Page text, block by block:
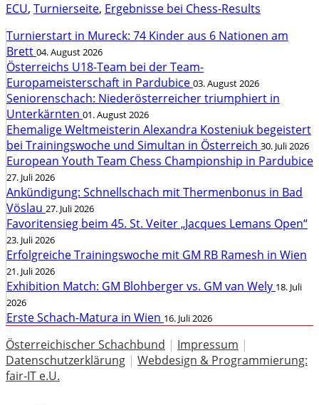
ECU, Turnierseite, Ergebnisse bei Chess-Results
Turnierstart in Mureck: 74 Kinder aus 6 Nationen am
Brett 04. August 2026
Österreichs U18-Team bei der Team-
Europameisterschaft in Pardubice 03. August 2026
Seniorenschach: Niederösterreicher triumphiert in
Unterkärnten 01. August 2026
Ehemalige Weltmeisterin Alexandra Kosteniuk begeistert
bei Trainingswoche und Simultan in Österreich 30. Juli 2026
European Youth Team Chess Championship in Pardubice
27. Juli 2026
Ankündigung: Schnellschach mit Thermenbonus in Bad
Vöslau 27. Juli 2026
Favoritensieg beim 45. St. Veiter „Jacques Lemans Open“
23. Juli 2026
Erfolgreiche Trainingswoche mit GM RB Ramesh in Wien
21. Juli 2026
Exhibition Match: GM Blohberger vs. GM van Wely 18. Juli
2026
Erste Schach-Matura in Wien 16. Juli 2026
Österreichischer Schachbund | Impressum |
Datenschutzerklärung | Webdesign & Programmierung:
fair-IT e.U.